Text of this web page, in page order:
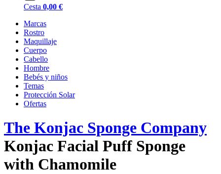
Cesta 0,00 €
Marcas
Rostro
Maquillaje
Cuerpo
Cabello
Hombre
Bebés y niños
Temas
Protección Solar
Ofertas
The Konjac Sponge Company
Konjac Facial Puff Sponge
with Chamomile